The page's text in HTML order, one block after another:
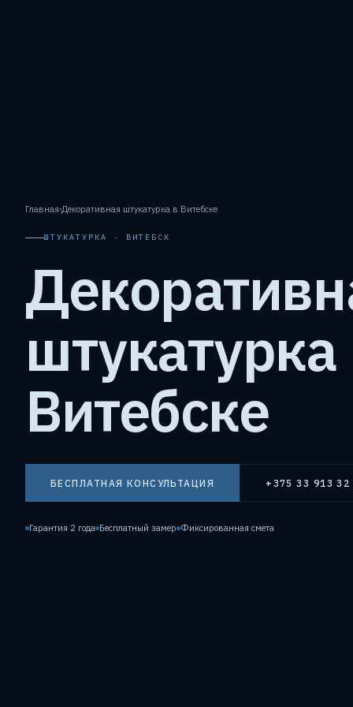
Главная›Декоративная штукатурка в Витебске
ШТУКАТУРКА · ВИТЕБСК
штукатурка
Витебске
БЕСПЛАТНАЯ КОНСУЛЬТАЦИЯ +375 33 913 32
Гарантия 2 года Бесплатный замер Фиксированная смета